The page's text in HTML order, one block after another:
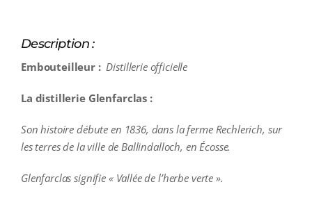
Description :
Embouteilleur : Distillerie officielle
La distillerie Glenfarclas :
Son histoire débute en 1836, dans la ferme Rechlerich, sur
les terres de la ville de Ballindalloch, en Écosse.
Glenfarclas signifie « Vallée de l’herbe verte ».